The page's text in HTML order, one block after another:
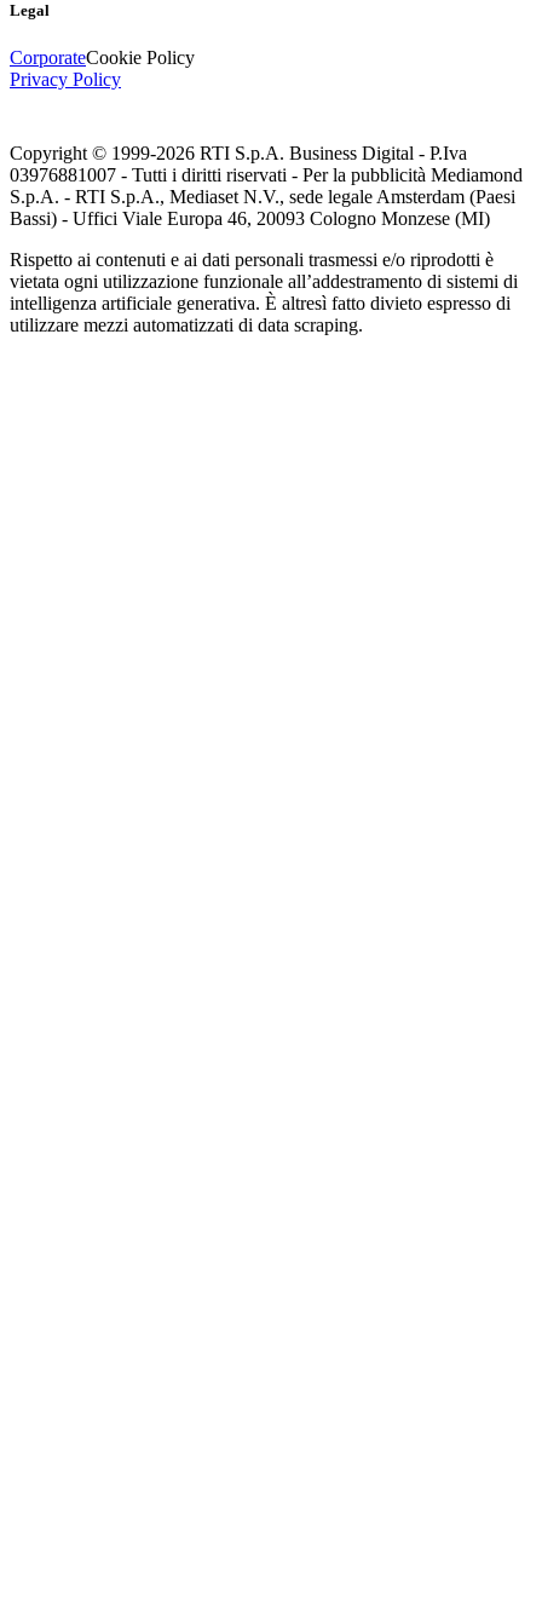
Legal
CorporateCookie Policy
Privacy Policy
Copyright © 1999-2026 RTI S.p.A. Business Digital - P.Iva
03976881007 - Tutti i diritti riservati - Per la pubblicità Mediamond
S.p.A. - RTI S.p.A., Mediaset N.V., sede legale Amsterdam (Paesi
Bassi) - Uffici Viale Europa 46, 20093 Cologno Monzese (MI)
Rispetto ai contenuti e ai dati personali trasmessi e/o riprodotti è
vietata ogni utilizzazione funzionale all’addestramento di sistemi di
intelligenza artificiale generativa. È altresì fatto divieto espresso di
utilizzare mezzi automatizzati di data scraping.